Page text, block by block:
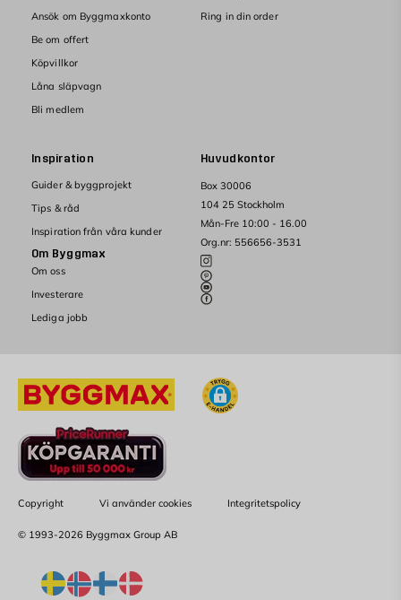
Huvudkontor
Box 30006
104 25 Stockholm
Mån-Fre 10:00 - 16.00
Org.nr: 556656-3531
Ansök om Byggmaxkonto
Be om offert
Köpvillkor
Låna släpvagn
Bli medlem
Ring in din order
Inspiration
Guider & byggprojekt
Tips & råd
Inspiration från våra kunder
Om Byggmax
Om oss
Investerare
Lediga jobb
Copyright Vi använder cookies Integritetspolicy
© 1993-2026 Byggmax Group AB